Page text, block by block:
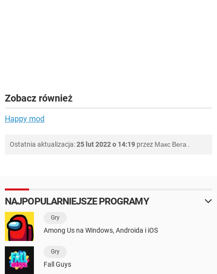
Zobacz również
Happy mod
Ostatnia aktualizacja:25 lut 2022 o 14:19 przez Макс Вега .
NAJPOPULARNIEJSZE PROGRAMY
Gry
Among Us na Windows, Androida i iOS
Gry
Fall Guys